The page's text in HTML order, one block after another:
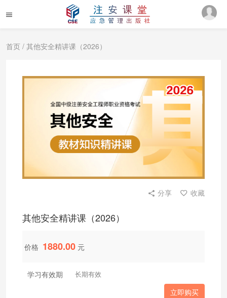
首页 / 其他安全精讲课（2026）
分享 收藏
其他安全精讲课（2026）
价格 1880.00 元
学习有效期 长期有效
立即购买